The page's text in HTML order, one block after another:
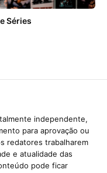
Séries
independente,
para aprovação ou
redatores trabalharem
e atualidade das
pode ficar